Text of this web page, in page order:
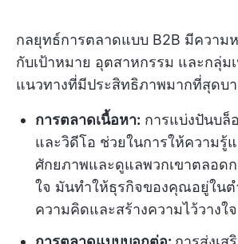
กลยุทธ์การตลาดแบบ B2B มีความ
กับเป้าหมาย อุตสาหกรรม และกลุ่ม
แนวทางที่มีประสิทธิภาพมากที่สุดบา
การตลาดเนื้อหา: การแบ่งปันบล็
และวิดีโอ ช่วยในการให้ความรู้
ศักยภาพและดูแลพวกเขาตลอด
ใจ มันทำให้ธุรกิจของคุณอยู่ใน
ความคิดและสร้างความไว้วางใจ